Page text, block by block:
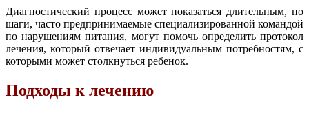
Диагностический процесс может показаться длительным, но
шаги, часто предпринимаемые специализированной командой
по нарушениям питания, могут помочь определить протокол
лечения, который отвечает индивидуальным потребностям, с
которыми может столкнуться ребенок.
Подходы к лечению